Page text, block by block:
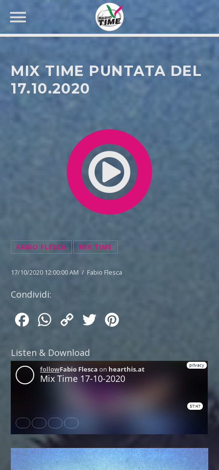
CERCA NEL SITO WEB:
MIX TIME PUNTATA DEL
17.10.2020
FABIO FLESCA MIX TIME
17/10/2020 12:00:00 AM / Fabio Flesca
Condividi:
FacebookWhatsApp
Copy
Twitter
Listen & Download